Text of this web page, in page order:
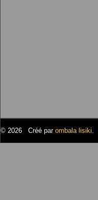
© 2026 Créé par ombala lisiki.